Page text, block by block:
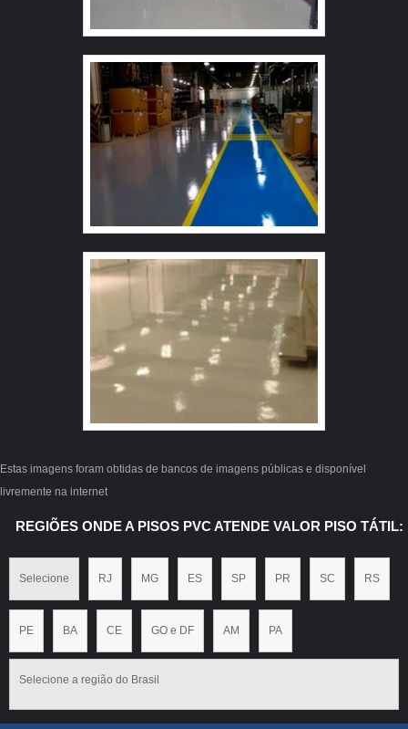
revestimentos emborrachados. O foco é entregar tudo
que há de mais atual para garantir a qualidade final para
cada cliente.GARANTIA DE QUALIDADE
COMPROVADASomente na Anlik Soluções tem tudo
que se precisa para acessibilidade e revestimentos
emborrachados. Os clientes encontram itens como faixa
de sinalização refletiva e mapa tátil de acessibilidade
com ótima qualidade e excelente custo-benefício.Se
diferenciando dentro de seu segmento, a empresa
consegue também proporcionar um atendimento
cuidadoso e que busca a satisfação do cliente. A Anlik
Soluções é uma empresa que tem sido preferência no
segmento pela idoneidade em tudo que faz, o que
garante o sucesso aos parceiros de ponta a ponta.
Estas imagens foram obtidas de bancos de imagens públicas e disponível
livremente na internet
REGIÕES ONDE A PISOS PVC ATENDE VALOR PISO TÁTIL:
Selecione RJ MG ES SP PR SC RS
PE BA CE GO e DF AM PA
Selecione a região do Brasil